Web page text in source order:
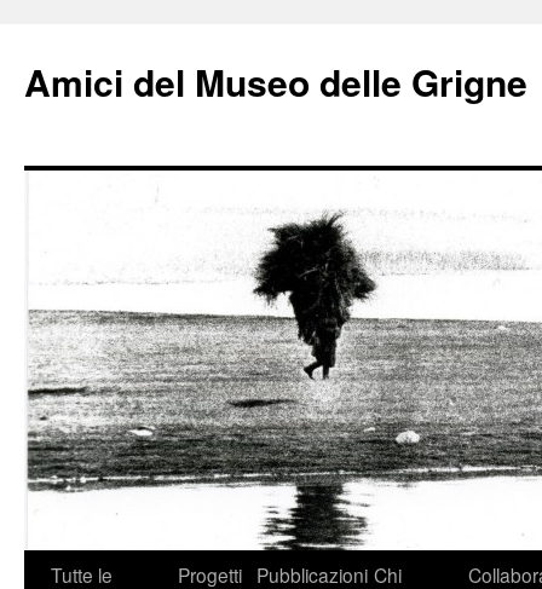
Amici del Museo delle Grigne
Tutte le
Progetti Pubblicazioni Chi